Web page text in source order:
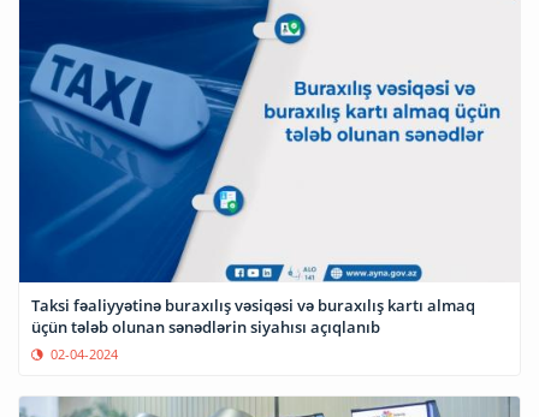
Taksi fəaliyyətinə buraxılış vəsiqəsi və buraxılış kartı almaq
üçün tələb olunan sənədlərin siyahısı açıqlanıb
02-04-2024